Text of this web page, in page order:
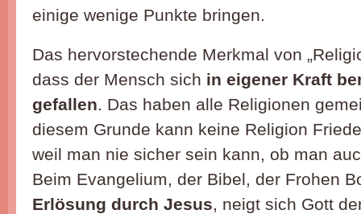
einige wenige Punkte bringen.
Das hervorstechende Merkmal von
dass der Mensch sich in eigener Kraft
gefallen. Das haben alle Religionen
diesem Grunde kann keine Religion
weil man nie sicher sein kann, ob man
Beim Evangelium, der Bibel, der Frohen
Erlösung durch Jesus, neigt sich Gott